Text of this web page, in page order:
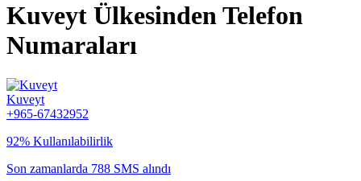
Kuveyt Ülkesinden Telefon
Numaraları
Kuveyt
+965-67432952
92% Kullanılabilirlik
Son zamanlarda 788 SMS alındı